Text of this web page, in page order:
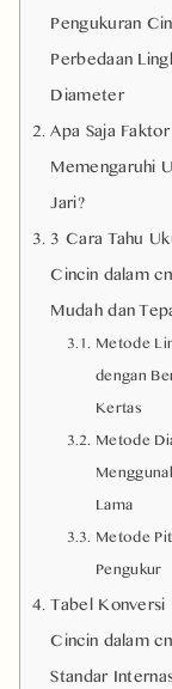
Pengukuran
Perbedaan
Diameter
Apa Saja
Memengaruhi
Jari?
3 Cara Tahu
Cincin dalam
Mudah dan
Metode
dengan
Kertas
Metode
Lama
Metode
Pengukur
Tabel Konversi
Cincin dalam
Standar